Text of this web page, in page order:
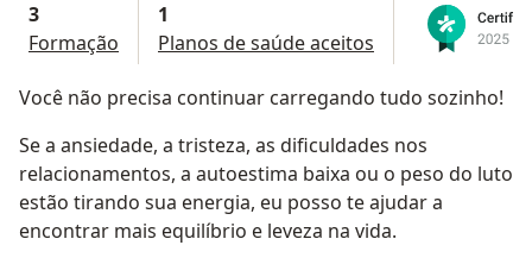
3
Formação
1
Planos de saúde aceitos
Você não precisa continuar carregando tudo sozinho!
Se a ansiedade, a tristeza, as dificuldades nos
relacionamentos, a autoestima baixa ou o peso do luto
estão tirando sua energia, eu posso te ajudar a
encontrar mais equilíbrio e leveza na vida.